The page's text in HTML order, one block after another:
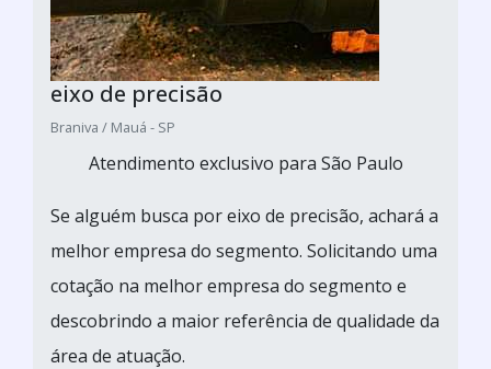
eixo de precisão
Braniva / Mauá - SP
Atendimento exclusivo para São Paulo
Se alguém busca por eixo de precisão, achará a
melhor empresa do segmento. Solicitando uma
cotação na melhor empresa do segmento e
descobrindo a maior referência de qualidade da
área de atuação.